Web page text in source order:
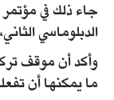
جاء ذلك في
الدبلوماسي
وأكد أن موقف
ما يمكنها أن